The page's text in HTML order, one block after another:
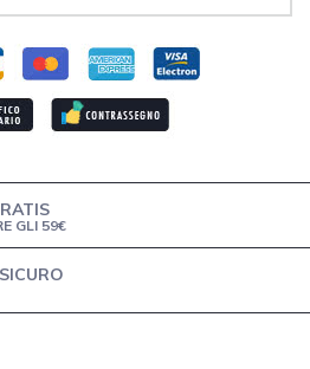
GLI 59€